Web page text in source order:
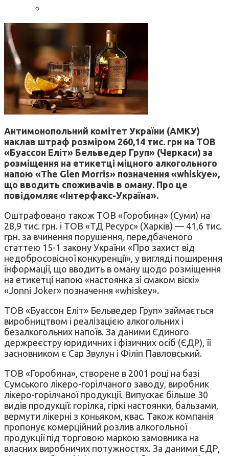
Антимонопольний комітет України (АМКУ)
наклав штраф розміром 260,14 тис. грн на ТОВ
«Буассон Еліт» Бельведер Груп» (Черкаси) за
розміщення на етикетці міцного алкогольного
напою «The Glen Morris» позначення «whiskye»,
що вводить споживачів в оману. Про це
повідомляє «Інтерфакс-Україна».
Оштрафовано також ТОВ «Горобина» (Суми) на
28,9 тис. грн. і ТОВ «ТД Ресурс» (Харків) — 41,6 тис.
грн. за вчинення порушення, передбаченого
статтею 15-1 закону України «Про захист від
недобросовісної конкуренції», у вигляді поширення
інформації, що вводить в оману щодо розміщення
на етикетці напою «настоянка зі смаком віскі»
«Jonni Joker» позначення «whiskey».
ТОВ «Буассон Еліт» Бельведер Груп» займається
виробництвом і реалізацією алкогольних і
безалкогольних напоїв. За даними Єдиного
держреєстру юридичних і фізичних осіб (ЄДР), її
засновником є ​​Сар Звулун і Філіп Павловський.
ТОВ «Горобина», створене в 2001 році на базі
Сумського лікеро-горілчаного заводу, виробник
лікеро-горілчаної продукції. Випускає більше 30
видів продукції: горілка, гіркі настоянки, бальзами,
вермути лікерні з коньяком, квас. Також компанія
пропонує комерційний розлив алкогольної
продукції під торговою маркою замовника на
власних виробничих потужностях. За даними ЄДР,